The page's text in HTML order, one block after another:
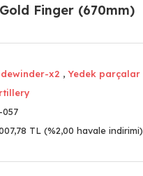
Finger (670mm)
x2 , Yedek parçalar
057
TL (%2,00 havale indirimi)